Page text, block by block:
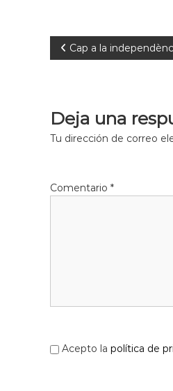
d
e
b
Cap a la
Deja una
Tu dirección de correo
Comentario *
Acepto la política de